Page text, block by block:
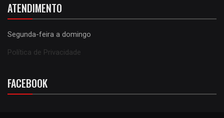
ATENDIMENTO
Segunda-feira a domingo
Política de Privacidade
FACEBOOK